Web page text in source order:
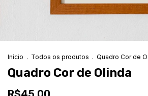
Início . Todos os produtos . Quadro Cor de
Quadro Cor de Olinda